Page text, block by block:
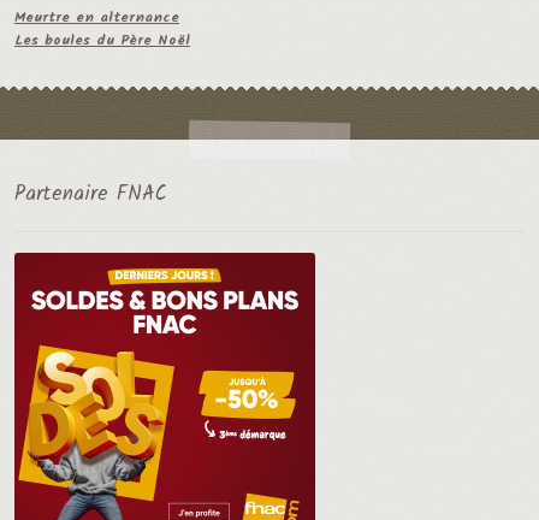
Meurtre en alternance
Les boules du Père Noël
Partenaire FNAC